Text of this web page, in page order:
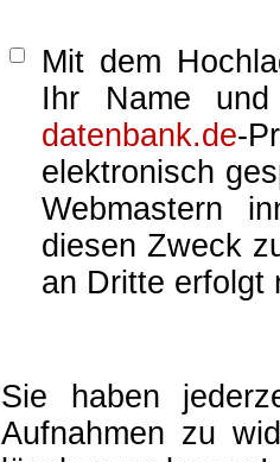
Mit dem
Ihr Name
datenbank.de-
elektronisch
Webmastern
diesen Zweck
an Dritte erfolgt
Sie haben
Aufnahmen zu